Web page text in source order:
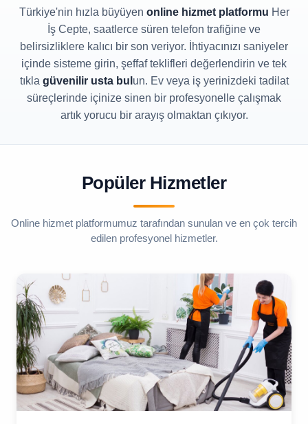
Türkiye'nin hızla büyüyen online hizmet platformu Her
İş Cepte, saatlerce süren telefon trafiğine ve
belirsizliklere kalıcı bir son veriyor. İhtiyacınızı saniyeler
içinde sisteme girin, şeffaf teklifleri değerlendirin ve tek
tıkla güvenilir usta bul un. Ev veya iş yerinizdeki tadilat
süreçlerinde içinize sinen bir profesyonelle çalışmak
artık yorucu bir arayış olmaktan çıkıyor.
Popüler Hizmetler
Online hizmet platformumuz tarafından sunulan ve en çok tercih
edilen profesyonel hizmetler.